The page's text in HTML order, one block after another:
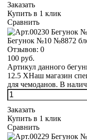
Заказать
Купить в 1 клик
Сравнить
Бегунок №10 №8872
Отзывов: 0
100 руб.
Артикул данного
12.5 XНаш магазин
для чемоданов. В
Заказать
Купить в 1 клик
Сравнить